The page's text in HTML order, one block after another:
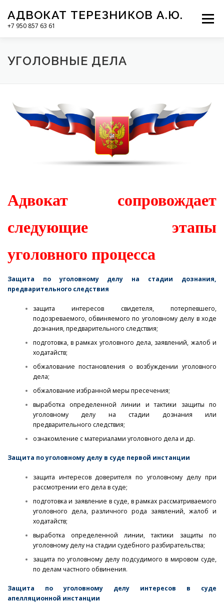
содержимому
АДВОКАТ ТЕРЕЗНИКОВ А.Ю.
+7 950 857 63 61
Меню
ГЛАВНАЯ НАПРАВЛЕНИЯ
УГОЛОВНЫЕ ДЕЛА
Адвокат сопровождает
следующие этапы
уголовного процесса
Защита по уголовному делу на стадии дознания,
предварительного следствия
защита интересов свидетеля, потерпевшего,
подозреваемого, обвиняемого по уголовному делу в ходе
дознания, предварительного следствия;
подготовка, в рамках уголовного дела, заявлений, жалоб и
ходатайств;
обжалование постановления о возбуждении уголовного
дела;
обжалование избранной меры пресечения;
выработка определенной линии и тактики защиты по
уголовному делу на стадии дознания или
предварительного следствия;
ознакомление с материалами уголовного дела и др.
Защита по уголовному делу в суде первой инстанции
защита интересов доверителя по уголовному делу при
рассмотрении его дела в суде;
подготовка и заявление в суде, в рамках рассматриваемого
уголовного дела, различного рода заявлений, жалоб и
ходатайств;
выработка определенной линии, тактики защиты по
уголовному делу на стадии судебного разбирательства;
защита по уголовному делу подсудимого в мировом суде,
по делам частного обвинения.
Защита по уголовному делу интересов в суде
апелляционной инстанции